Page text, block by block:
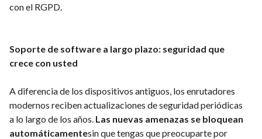
con el RGPD.
Soporte de software a largo plazo: seguridad que
crece con usted
A diferencia de los dispositivos antiguos, los enrutadores
modernos reciben actualizaciones de seguridad periódicas
a lo largo de los años. Las nuevas amenazas se bloquean
automáticamentesin que tengas que preocuparte por